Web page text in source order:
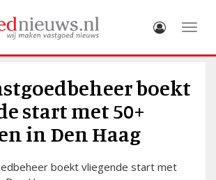
boekt
start met 50+
in Den Haag